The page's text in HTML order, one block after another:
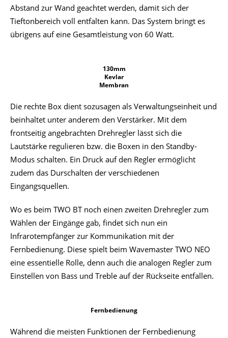
Abstand zur Wand geachtet werden, damit sich der
Tieftonbereich voll entfalten kann. Das System bringt es
übrigens auf eine Gesamtleistung von 60 Watt.
130mm
Kevlar
Membran
Die rechte Box dient sozusagen als Verwaltungseinheit und
beinhaltet unter anderem den Verstärker. Mit dem
frontseitig angebrachten Drehregler lässt sich die
Lautstärke regulieren bzw. die Boxen in den Standby-
Modus schalten. Ein Druck auf den Regler ermöglicht
zudem das Durschalten der verschiedenen
Eingangsquellen.
Wo es beim TWO BT noch einen zweiten Drehregler zum
Wählen der Eingänge gab, findet sich nun ein
Infrarotempfänger zur Kommunikation mit der
Fernbedienung. Diese spielt beim Wavemaster TWO NEO
eine essentielle Rolle, denn auch die analogen Regler zum
Einstellen von Bass und Treble auf der Rückseite entfallen.
Fernbedienung
Während die meisten Funktionen der Fernbedienung